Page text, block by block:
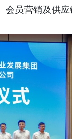
员营销及供